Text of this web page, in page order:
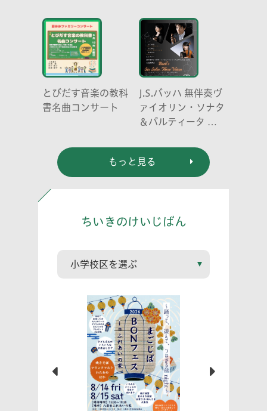
とびだす音楽の教科
書名曲コンサート
J.S.バッハ 無伴奏ヴ
ァイオリン・ソナタ
＆パルティータ 全
祐貴 川口尭史 伊東
真奈
もっと見る
ちいきのけいじばん